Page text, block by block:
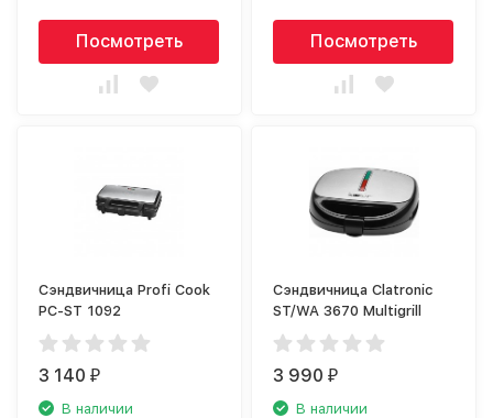
Посмотреть Посмотреть
Сэндвичница Profi Cook
PC-ST 1092
3 140₽
В наличии
Сэндвичница Clatronic
ST/WA 3670 Multigrill
3 990₽
В наличии